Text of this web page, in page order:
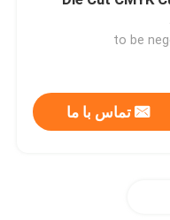
تماس با ما